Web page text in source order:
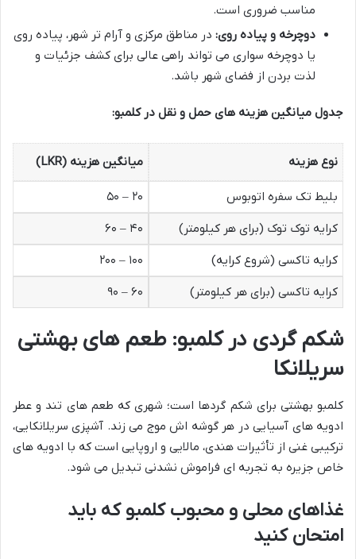
مناسب ضروری است.
دوچرخه و پیاده روی: در مناطق مرکزی و آرام تر شهر، پیاده روی
یا دوچرخه سواری می تواند راهی عالی برای کشف جزئیات و
لذت بردن از فضای شهر باشد.
جدول میانگین هزینه های حمل و نقل در کلمبو:
نوع هزینه میانگین هزینه (LKR)
بلیط تک سفره اتوبوس
۲۰ – ۵۰
کرایه توک توک (برای هر کیلومتر)
۴۰ – ۶۰
کرایه تاکسی (شروع کرایه)
۱۰۰ – ۲۰۰
کرایه تاکسی (برای هر کیلومتر)
۶۰ – ۹۰
شکم گردی در کلمبو: طعم های بهشتی
سریلانکا
کلمبو بهشتی برای شکم گردها است؛ شهری که طعم های تند و عطر
ادویه های آسیایی در هر گوشه اش موج می زند. آشپزی سریلانکایی،
ترکیبی غنی از تأثیرات هندی، مالایی و اروپایی است که با ادویه های
خاص جزیره به تجربه ای فراموش نشدنی تبدیل می شود.
غذاهای محلی و محبوب کلمبو که باید
امتحان کنید